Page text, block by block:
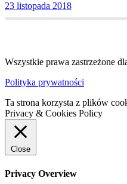
23 listopada 2018
Wszystkie prawa zastrzeżone
Polityka prywatności
Ta strona korzysta z plików
Privacy & Cookies Policy
Close
Privacy Overview